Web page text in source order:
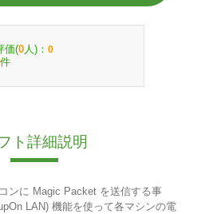
価(0 人)： 0
件
ト詳細説明
ンに Magic Packet を送信する事
LAN) 機能を使って各マシンの電